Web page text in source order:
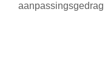
aanpassingsgedrag